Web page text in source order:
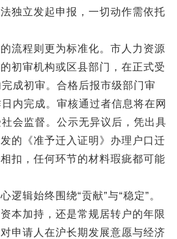
独立发起申报，一切动作需依托
程则更为标准化。市人力资源
初审机构或区县部门，在正式受
成初审。合格后报市级部门审
内完成。审核通过者信息将在网
会监督。公示无异议后，凭出具
的《准予迁入证明》办理户口迁
扣，任何环节的材料瑕疵都可能
辑始终围绕“贡献”与“稳定”。
本加持，还是常规居转户的年限
申请人在沪长期发展意愿与经济